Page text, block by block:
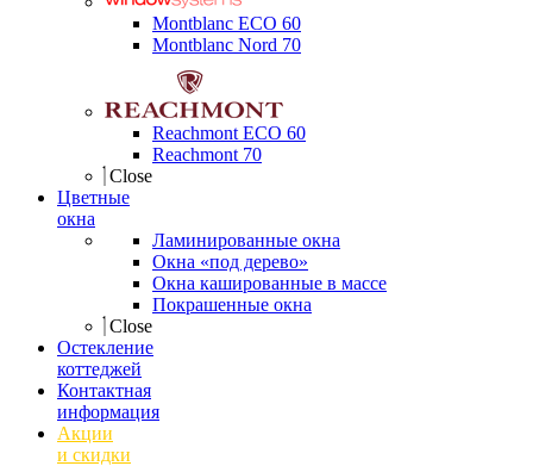
Montblanc ECO 60
Montblanc Nord 70
Reachmont ECO 60
Reachmont 70
Close
Цветные
окна
Ламинированные окна
Окна «под дерево»
Окна кашированные в массе
Покрашенные окна
Close
Остекление
коттеджей
Контактная
информация
Акции
и скидки